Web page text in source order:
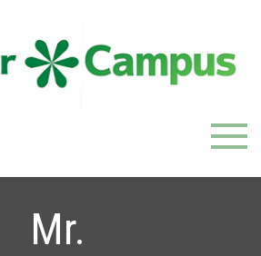
Campus
を世界一に」を目指すガイドコミ
Mr.